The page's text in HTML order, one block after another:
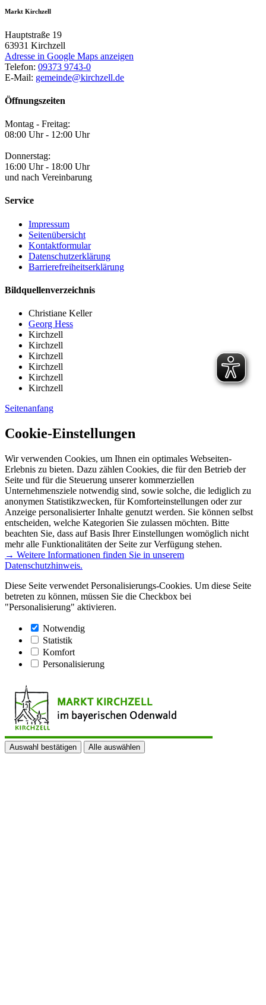
Markt Kirchzell
Hauptstraße 19
63931 Kirchzell
Adresse in Google Maps anzeigen
Telefon: 09373 9743-0
E-Mail: gemeinde@kirchzell.de
Öffnungszeiten
Montag - Freitag:
08:00 Uhr - 12:00 Uhr
Donnerstag:
16:00 Uhr - 18:00 Uhr
und nach Vereinbarung
Service
Impressum
Seitenübersicht
Kontaktformular
Datenschutzerklärung
Barrierefreiheitserklärung
Bildquellenverzeichnis
Christiane Keller
Georg Hess
Kirchzell
Kirchzell
Kirchzell
Kirchzell
Kirchzell
Kirchzell
Seitenanfang
Cookie-Einstellungen
Wir verwenden Cookies, um Ihnen ein optimales Webseiten-
Erlebnis zu bieten. Dazu zählen Cookies, die für den Betrieb der
Seite und für die Steuerung unserer kommerziellen
Unternehmensziele notwendig sind, sowie solche, die lediglich zu
anonymen Statistikzwecken, für Komforteinstellungen oder zur
Anzeige personalisierter Inhalte genutzt werden. Sie können selbst
entscheiden, welche Kategorien Sie zulassen möchten. Bitte
beachten Sie, dass auf Basis Ihrer Einstellungen womöglich nicht
mehr alle Funktionalitäten der Seite zur Verfügung stehen.
→ Weitere Informationen finden Sie in unserem
Datenschutzhinweis.
Diese Seite verwendet Personalisierungs-Cookies. Um diese Seite
betreten zu können, müssen Sie die Checkbox bei
"Personalisierung" aktivieren.
Notwendig
Statistik
Komfort
Personalisierung
Auswahl bestätigen Alle auswählen